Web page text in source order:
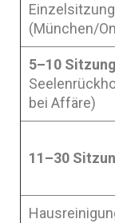
Einzelsitzung
(München/
5–10
bei Affäre)
11–30